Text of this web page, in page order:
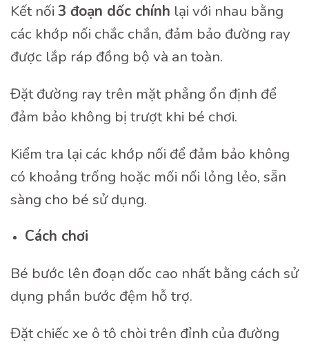
Kết nối 3 đoạn dốc chính lại với nhau bằng
các khớp nối chắc chắn, đảm bảo đường ray
được lắp ráp đồng bộ và an toàn.
Đặt đường ray trên mặt phẳng ổn định để
đảm bảo không bị trượt khi bé chơi.
Kiểm tra lại các khớp nối để đảm bảo không
có khoảng trống hoặc mối nối lỏng lẻo, sẵn
sàng cho bé sử dụng.
Cách chơi
Bé bước lên đoạn dốc cao nhất bằng cách sử
dụng phần bước đệm hỗ trợ.
Đặt chiếc xe ô tô chòi trên đỉnh của đường